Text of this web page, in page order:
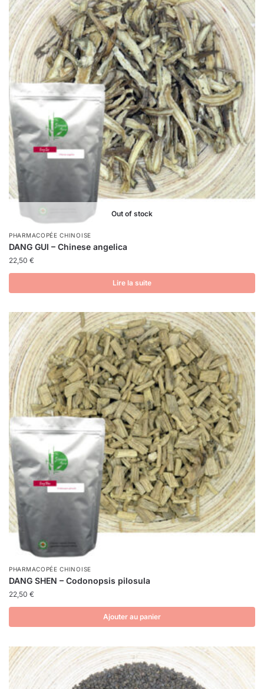
Out of stock
PHARMACOPÉE CHINOISE
DANG GUI – Chinese angelica
22,50 €
Lire la suite
PHARMACOPÉE CHINOISE
DANG SHEN – Codonopsis pilosula
22,50 €
Ajouter au panier